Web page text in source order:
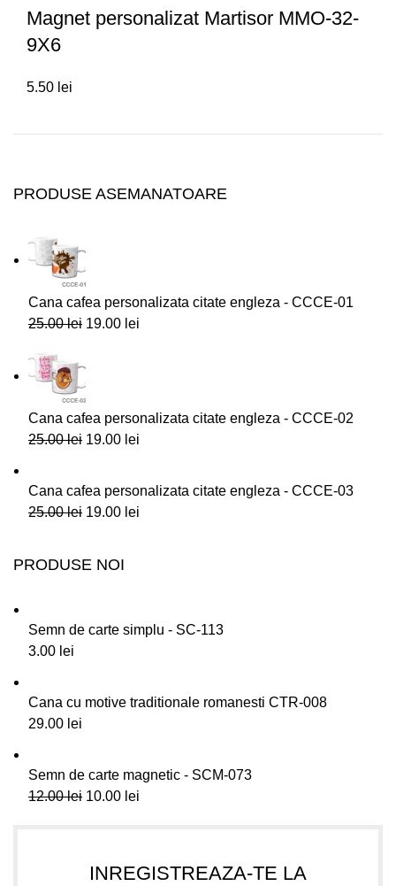
Magnet personalizat Martisor MMO-32-
9X6
5.50 lei
PRODUSE ASEMANATOARE
Cana cafea personalizata citate engleza - CCCE-01
25.00lei 19.00 lei
Cana cafea personalizata citate engleza - CCCE-02
25.00lei 19.00 lei
Cana cafea personalizata citate engleza - CCCE-03
25.00lei 19.00 lei
PRODUSE NOI
Semn de carte simplu - SC-113
3.00 lei
Cana cu motive traditionale romanesti CTR-008
29.00 lei
Semn de carte magnetic - SCM-073
12.00lei 10.00 lei
INREGISTREAZA-TE LA